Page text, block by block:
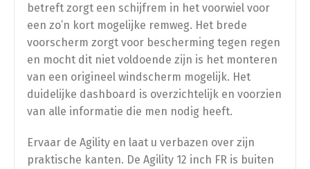
Scooterhoes +€ 50.00)
Opvoeren
Afstelling op ±34 km/u (gedoogde snelheid)
betreft zorgt een schijfrem in het voorwiel voor
een zo’n kort mogelijke remweg. Het brede
voorscherm zorgt voor bescherming tegen regen
en mocht dit niet voldoende zijn is het monteren
van een origineel windscherm mogelijk. Het
duidelijke dashboard is overzichtelijk en voorzien
van alle informatie die men nodig heeft.
Ervaar de Agility en laat u verbazen over zijn
praktische kanten. De Agility 12 inch FR is buiten